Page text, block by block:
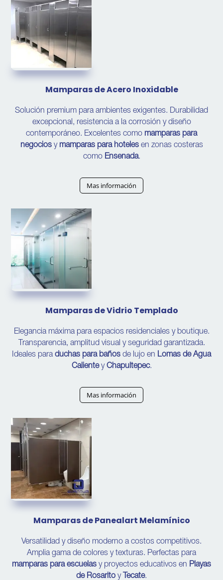
Mamparas de Acero Inoxidable
Solución premium para ambientes exigentes. Durabilidad
excepcional, resistencia a la corrosión y diseño
contemporáneo. Excelentes como mamparas para
negociosy mamparas para hotelesen zonas costeras
como Ensenada.
Mas información
Mamparas de Vidrio Templado
Elegancia máxima para espacios residenciales y boutique.
Transparencia, amplitud visual y seguridad garantizada.
Ideales para duchas para baños de lujo en Lomas de Agua
Calientey Chapultepec.
Mas información
Mamparas de Panealart Melamínico
Versatilidad y diseño moderno a costos competitivos.
Amplia gama de colores y texturas. Perfectas para
mamparas para escuelas y proyectos educativos en Playas
de Rosarito y Tecate.